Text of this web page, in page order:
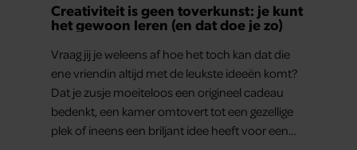
Creativiteit is geen toverkunst: je kunt
het gewoon leren (en dat doe je zo)
Vraag jij je weleens af hoe het toch kan dat die
ene vriendin altijd met de leukste ideeën komt?
Dat je zusje moeiteloos een origineel cadeau
bedenkt, een kamer omtovert tot een gezellige
plek of ineens een briljant idee heeft voor een